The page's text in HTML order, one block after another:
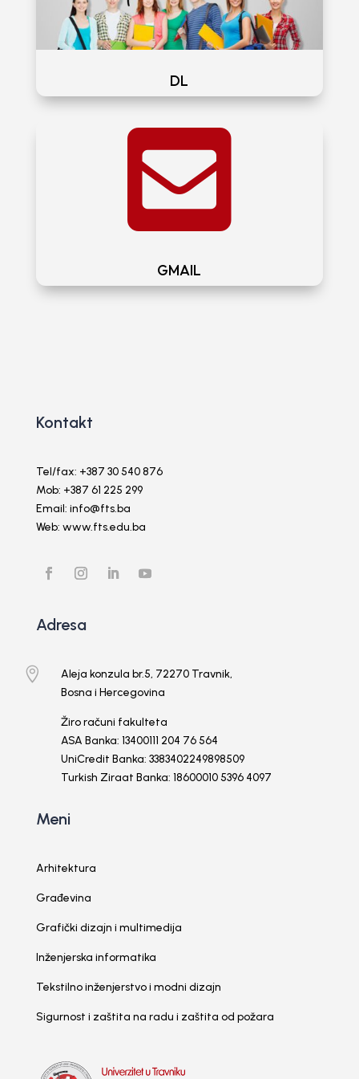
DL

GMAIL
Kontakt
Tel/fax: +387 30 540 876
Mob: +387 61 225 299
Email: info@fts.ba
Web: www.fts.edu.ba
Adresa

Aleja konzula br.5, 72270 Travnik,
Bosna i Hercegovina
Žiro računi fakulteta
ASA Banka: 13400111 204 76 564
UniCredit Banka: 3383402249898509
Turkish Ziraat Banka: 18600010 5396 4097
Meni
Arhitektura
Građevina
Grafički dizajn i multimedija
Inženjerska informatika
Tekstilno inženjerstvo i modni dizajn
Sigurnost i zaštita na radu i zaštita od požara